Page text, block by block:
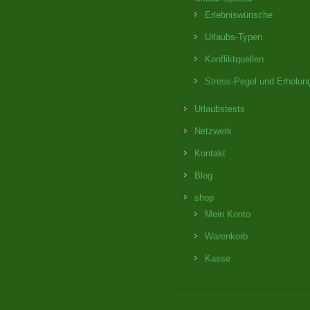
Erlebniswünsche
Urlaubs-Typen
Konfliktquellen
Stress-Pegel und
Urlaubstests
Netzwerk
Kontakt
Blog
shop
Mein Konto
Warenkorb
Kasse